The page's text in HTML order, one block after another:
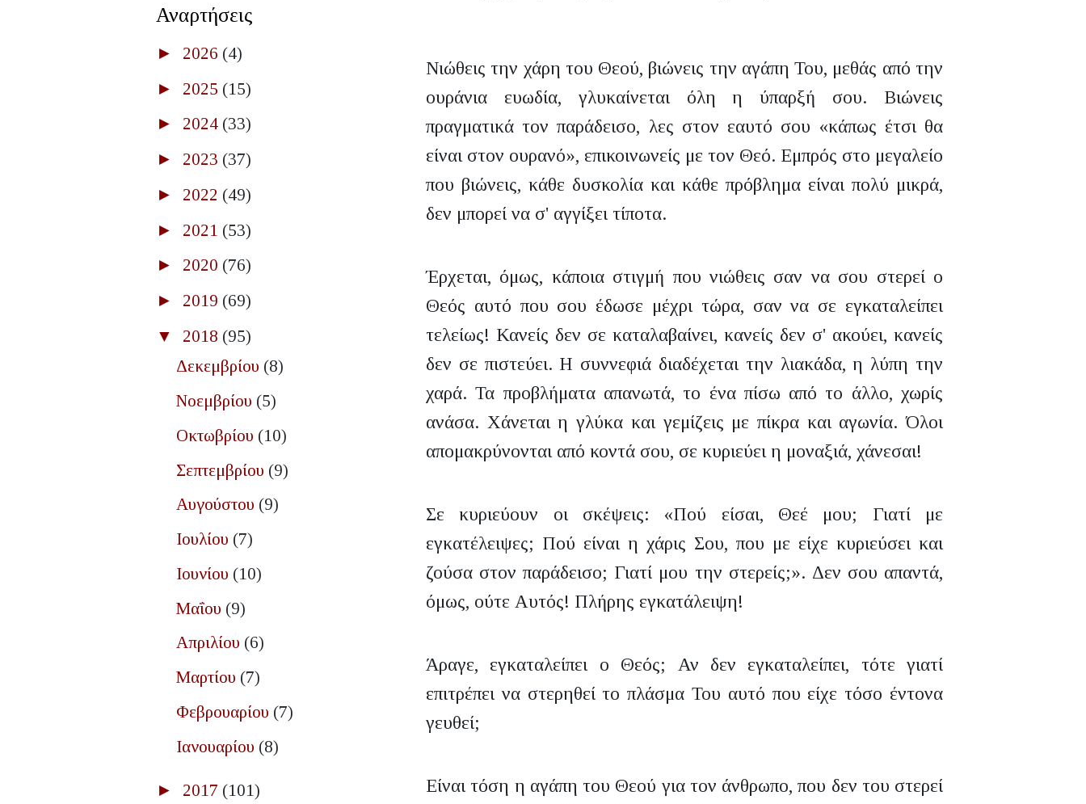
Νιώθεις την χάρη του Θεού, βιώνεις την αγάπη Του, μεθάς από την
ουράνια ευωδία, γλυκαίνεται όλη η ύπαρξή σου. Βιώνεις
πραγματικά τον παράδεισο, λες στον εαυτό σου «κάπως έτσι θα
είναι στον ουρανό», επικοινωνείς με τον Θεό. Εμπρός στο μεγαλείο
που βιώνεις, κάθε δυσκολία και κάθε πρόβλημα είναι πολύ μικρά,
δεν μπορεί να σ' αγγίξει τίποτα.
Έρχεται, όμως, κάποια στιγμή που νιώθεις σαν να σου στερεί ο
Θεός αυτό που σου έδωσε μέχρι τώρα, σαν να σε εγκαταλείπει
τελείως! Κανείς δεν σε καταλαβαίνει, κανείς δεν σ' ακούει, κανείς
δεν σε πιστεύει. Η συννεφιά διαδέχεται την λιακάδα, η λύπη την
χαρά. Τα προβλήματα απανωτά, το ένα πίσω από το άλλο, χωρίς
ανάσα. Χάνεται η γλύκα και γεμίζεις με πίκρα και αγωνία. Όλοι
απομακρύνονται από κοντά σου, σε κυριεύει η μοναξιά, χάνεσαι!
Σε κυριεύουν οι σκέψεις: «Πού είσαι, Θεέ μου; Γιατί με
εγκατέλειψες; Πού είναι η χάρις Σου, που με είχε κυριεύσει και
ζούσα στον παράδεισο; Γιατί μου την στερείς;». Δεν σου απαντά,
όμως, ούτε Αυτός! Πλήρης εγκατάλειψη!
Άραγε, εγκαταλείπει ο Θεός; Αν δεν εγκαταλείπει, τότε γιατί
επιτρέπει να στερηθεί το πλάσμα Του αυτό που είχε τόσο έντονα
γευθεί;
Είναι τόση η αγάπη του Θεού για τον άνθρωπο, που δεν του στερεί
Αναρτήσεις
► 2026 (4)
► 2025 (15)
► 2024 (33)
► 2023 (37)
► 2022 (49)
► 2021 (53)
► 2020 (76)
► 2019 (69)
▼ 2018 (95)
Δεκεμβρίου (8)
Νοεμβρίου (5)
Οκτωβρίου (10)
Σεπτεμβρίου (9)
Αυγούστου (9)
Ιουλίου (7)
Ιουνίου (10)
Μαΐου (9)
Απριλίου (6)
Μαρτίου (7)
Φεβρουαρίου (7)
Ιανουαρίου (8)
► 2017 (101)